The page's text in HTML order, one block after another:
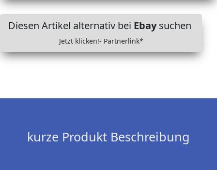
Diesen Artikel alternativ bei Ebaysuchen
Jetzt klicken!- Partnerlink*
kurze Produkt Beschreibung